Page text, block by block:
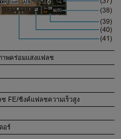
าพคร่อมแสงแฟลช
FE/ซิงค์แฟลชความเร็วสูง
อร์